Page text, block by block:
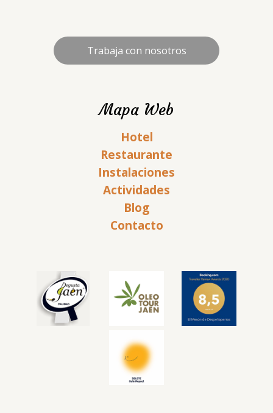
Trabaja con nosotros
Mapa Web
Hotel
Restaurante
Instalaciones
Actividades
Blog
Contacto